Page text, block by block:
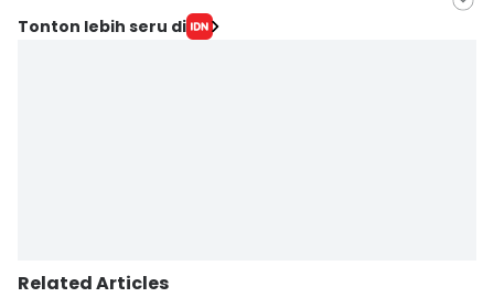
Editor
Tonton lebih seru di
Related Articles